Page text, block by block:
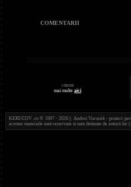
COMENTARII
citeste
mai multe aici
KERUCOV .ro © 1997 - 2026 || Andrei Vocurek - proiect
acestor materiale sunt rezervate si sunt detinute de autorii